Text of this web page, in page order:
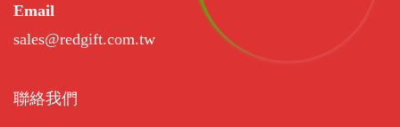
Email
sales@redgift.com.tw
聯絡我們